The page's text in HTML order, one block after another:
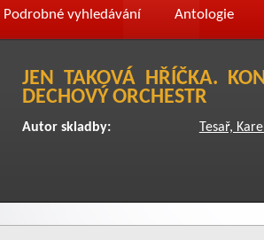
Podrobné vyhledávání Antologie
JEN TAKOVÁ HŘÍČKA.
DECHOVÝ ORCHESTR
Autor skladby: Tesař,